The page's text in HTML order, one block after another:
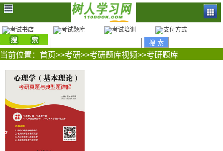
当前位置： 首页>>考研>>考研题库视频>>考研题库